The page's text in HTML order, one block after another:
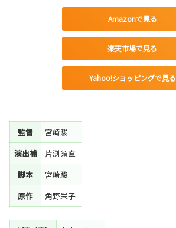
Amazonで見る
楽天市場で見る
Yahoo!ショッピングで見る
監督
宮崎駿
演出補
片渕須直
脚本
宮崎駿
原作
角野栄子